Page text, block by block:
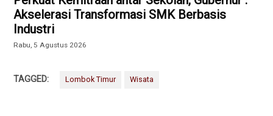
Akselerasi Transformasi SMK Berbasis
Industri
Rabu, 5 Agustus 2026
TAGGED: Lombok Timur Wisata